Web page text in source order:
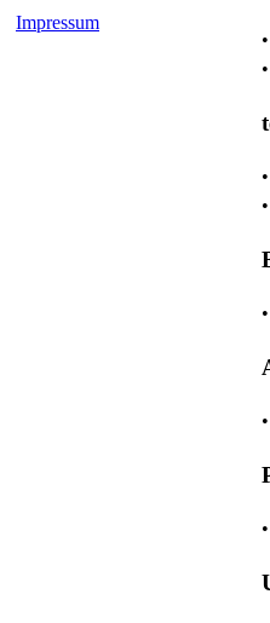
Impressum